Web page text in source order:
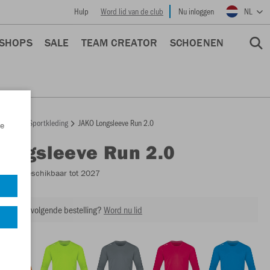
Hulp Word lid van de club Nu inloggen NL
SALE TEAM CREATOR SCHOENEN
Sportkleding JAKO Longsleeve Run 2.0
Longsleeve Run 2.0
- Beschikbaar tot 2027
op je volgende bestelling?Word nu lid